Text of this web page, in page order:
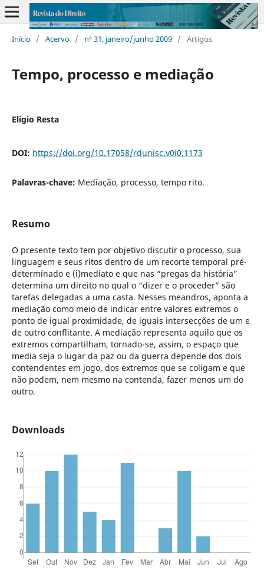
Início / Acervo / nº 31, janeiro/junho 2009 / Artigos
Tempo, processo e mediação
Eligio Resta
DOI: https://doi.org/10.17058/rdunisc.v0i0.1173
Palavras-chave: Mediação, processo, tempo rito.
Resumo
O presente texto tem por objetivo discutir o processo, sua
linguagem e seus ritos dentro de um recorte temporal pré-
determinado e (i)mediato e que nas “pregas da história”
determina um direito no qual o “dizer e o proceder” são
tarefas delegadas a uma casta. Nesses meandros, aponta a
mediação como meio de indicar entre valores extremos o
ponto de igual proximidade, de iguais intersecções de um e
de outro conflitante. A mediação representa aquilo que os
extremos compartilham, tornado-se, assim, o espaço que
media seja o lugar da paz ou da guerra depende dos dois
contendentes em jogo, dos extremos que se coligam e que
não podem, nem mesmo na contenda, fazer menos um do
outro.
Downloads